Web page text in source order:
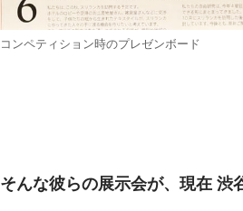
コンペティション時のプレゼンボード
そんな彼らの展示会が、現在 渋